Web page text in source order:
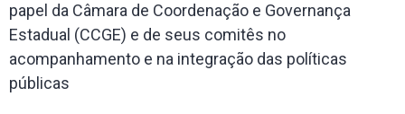
papel da Câmara de Coordenação e Governança
Estadual (CCGE) e de seus comitês no
acompanhamento e na integração das políticas
públicas